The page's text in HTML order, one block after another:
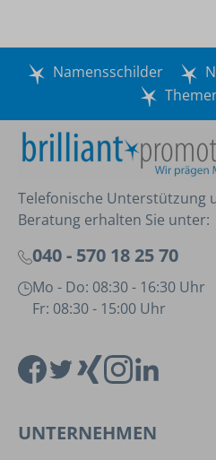
Namensschilder
Telefonische Unterstützung
Beratung erhalten Sie unter:
040 - 570 18 25 70
Mo - Do: 08:30 - 16:30 Uhr
Fr: 08:30 - 15:00 Uhr
UNTERNEHMEN